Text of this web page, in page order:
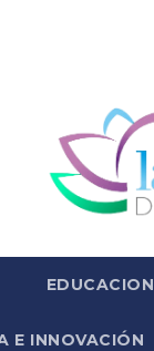
EDUCACION
E INNOVACIÓN